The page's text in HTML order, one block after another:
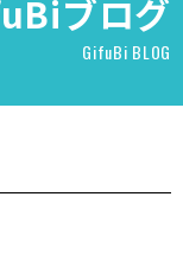
ブログ
GifuBi BLOG